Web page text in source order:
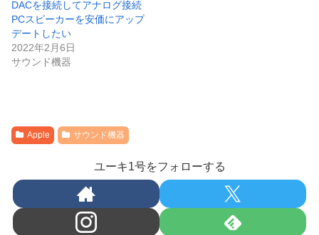
DACを接続してアナログ接続
PCスピーカーを安価にアップ
デートしたい
2022年2月6日
サウンド機器
Apple サウンド機器
ユーキ1号をフォローする